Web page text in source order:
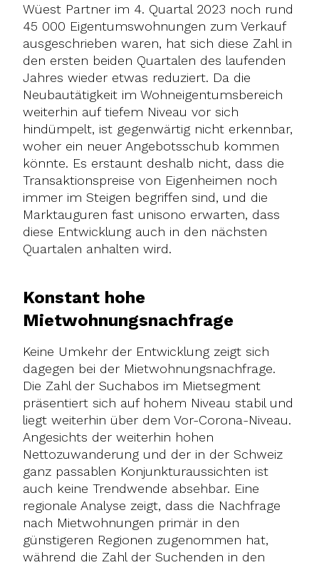
Wüest Partner im 4. Quartal 2023 noch rund
45 000 Eigentumswohnungen zum Verkauf
ausgeschrieben waren, hat sich diese Zahl in
den ersten beiden Quartalen des laufenden
Jahres wieder etwas reduziert. Da die
Neubautätigkeit im Wohneigentumsbereich
weiterhin auf tiefem Niveau vor sich
hindümpelt, ist gegenwärtig nicht erkennbar,
woher ein neuer Angebotsschub kommen
könnte. Es erstaunt deshalb nicht, dass die
Transaktionspreise von Eigenheimen noch
immer im Steigen begriffen sind, und die
Marktauguren fast unisono erwarten, dass
diese Entwicklung auch in den nächsten
Quartalen anhalten wird.
Konstant hohe
Mietwohnungsnachfrage
Keine Umkehr der Entwicklung zeigt sich
dagegen bei der Mietwohnungsnachfrage.
Die Zahl der Suchabos im Mietsegment
präsentiert sich auf hohem Niveau stabil und
liegt weiterhin über dem Vor-Corona-Niveau.
Angesichts der weiterhin hohen
Nettozuwanderung und der in der Schweiz
ganz passablen Konjunkturaussichten ist
auch keine Trendwende absehbar. Eine
regionale Analyse zeigt, dass die Nachfrage
nach Mietwohnungen primär in den
günstigeren Regionen zugenommen hat,
während die Zahl der Suchenden in den